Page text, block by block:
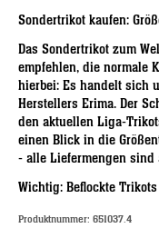
Sondertrikot kaufen:
Das Sondertrikot zum
empfehlen, die normale
hierbei: Es handelt sich
Herstellers Erima. Der
den aktuellen Liga-
einen Blick in die
- alle Liefermengen sind
Wichtig: Beflockte
Produktnummer: 651037.4